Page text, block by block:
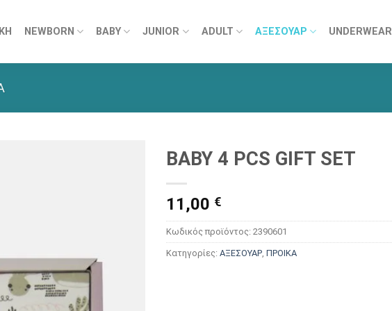
NEWBORN BABY JUNIOR ADULT ΑΞΕΣΟΥΑΡ UNDERWEAR
BABY 4 PCS GIFT SET
11,00 €
Κωδικός προϊόντος: 2390601
Κατηγορίες: ΑΞΕΣΟΥΑΡ, ΠΡΟΙΚΑ